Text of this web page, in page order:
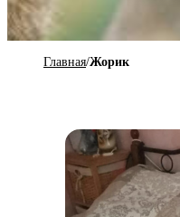
Главная/Жорик